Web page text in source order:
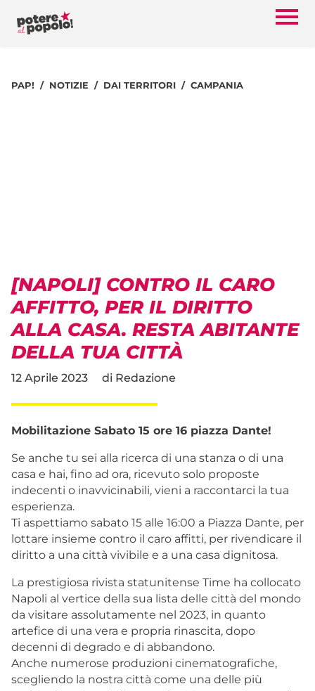
PAP! NOTIZIE DAI TERRITORI CAMPANIA
[NAPOLI] CONTRO IL CARO
AFFITTO, PER IL DIRITTO
ALLA CASA. RESTA ABITANTE
DELLA TUA CITTÀ
12 Aprile 2023 di Redazione
Mobilitazione Sabato 15 ore 16 piazza Dante!
Se anche tu sei alla ricerca di una stanza o di una
casa e hai, fino ad ora, ricevuto solo proposte
indecenti o inavvicinabili, vieni a raccontarci la tua
esperienza.
Ti aspettiamo sabato 15 alle 16:00 a Piazza Dante, per
lottare insieme contro il caro affitti, per rivendicare il
diritto a una città vivibile e a una casa dignitosa.
La prestigiosa rivista statunitense Time ha collocato
Napoli al vertice della sua lista delle città del mondo
da visitare assolutamente nel 2023, in quanto
artefice di una vera e propria rinascita, dopo
decenni di degrado e di abbandono.
Anche numerose produzioni cinematografiche,
scegliendo la nostra città come una delle più